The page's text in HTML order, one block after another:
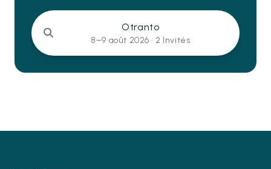
Otranto
8–9 août 2026 · 2 Invités